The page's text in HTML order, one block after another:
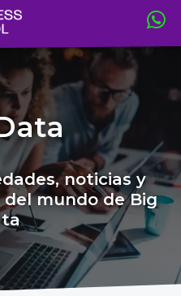
noticias y
mundo de Big